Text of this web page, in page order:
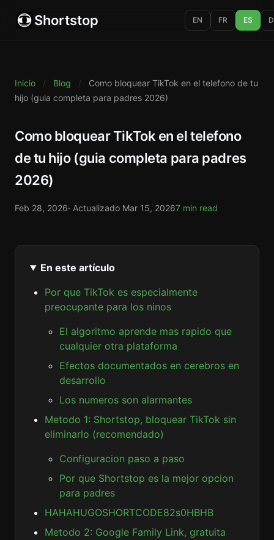
Shortstop EN FR ES
Inicio / Blog /
Como bloquear TikTok en el telefono de tu
hijo (guia completa para padres 2026)
Como bloquear TikTok en el telefono
de tu hijo (guia completa para padres
2026)
Feb 28, 2026· Actualizado Mar 15, 20267 min read
En este artículo
Por que TikTok es especialmente
preocupante para los ninos
El algoritmo aprende mas rapido que
cualquier otra plataforma
Efectos documentados en cerebros en
desarrollo
Los numeros son alarmantes
Metodo 1: Shortstop, bloquear TikTok sin
eliminarlo (recomendado)
Configuracion paso a paso
Por que Shortstop es la mejor opcion
para padres
HAHAHUGOSHORTCODE82s0HBHB
Metodo 2: Google Family Link, gratuita